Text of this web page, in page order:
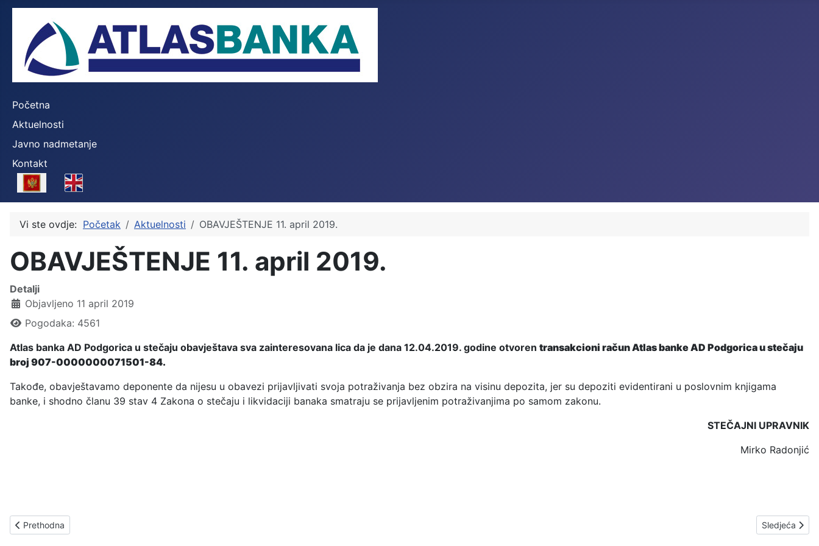
Početna
Aktuelnosti
Javno nadmetanje
Kontakt
Select your language
Vi ste ovdje: Početak Aktuelnosti OBAVJEŠTENJE 11. april 2019.
OBAVJEŠTENJE 11. april 2019.
Detalji
Objavljeno 11 april 2019
Pogodaka: 4561
Atlas banka AD Podgorica u stečaju obavještava sva zainteresovana lica da je dana 12.04.2019. godine otvoren transakcioni račun Atlas banke AD Podgorica u stečaju
broj 907-0000000071501-84.
Takođe, obavještavamo deponente da nijesu u obavezi prijavljivati svoja potraživanja bez obzira na visinu depozita, jer su depoziti evidentirani u poslovnim knjigama
banke, i shodno članu 39 stav 4 Zakona o stečaju i likvidaciji banaka smatraju se prijavljenim potraživanjima po samom zakonu.
STEČAJNI UPRAVNIK
Mirko Radonjić
Previous article: OBAVJEŠTENJE 07. maj 2019.
Prethodna Next article:
Sledjeća